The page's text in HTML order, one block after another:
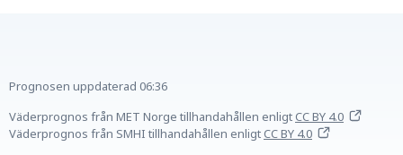
Prognosen uppdaterad 06:36
Väderprognos från MET Norge tillhandahållen enligtCC BY 4.0
Väderprognos från SMHI tillhandahållen enligtCC BY 4.0